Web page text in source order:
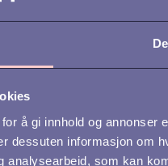
å gi innhold og
dessuten informasjon om
analysearbeid, som kan
og jeg tror også vi
Søknaden har
søkeren skal